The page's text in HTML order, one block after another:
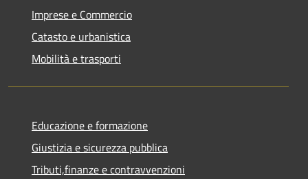
Imprese e Commercio
Catasto e urbanistica
Mobilità e trasporti
Educazione e formazione
Giustizia e sicurezza pubblica
Tributi,finanze e contravvenzioni